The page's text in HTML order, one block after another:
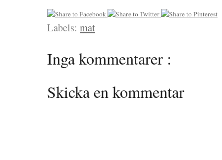
Labels: mat
Inga kommentarer :
Skicka en kommentar